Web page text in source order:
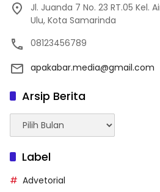
Jl. Juanda 7 No. 23 RT.05 Kel.
Ulu, Kota Samarinda
08123456789
apakabar.media@gmail.com
Arsip Berita
Arsip
Berita
Label
Advetorial